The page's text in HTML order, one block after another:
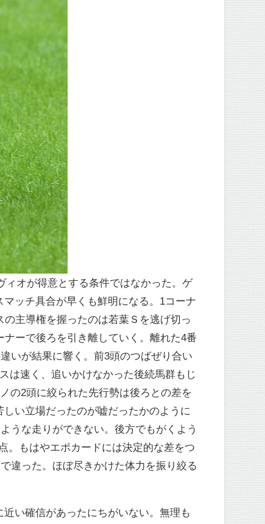
ィオが得意とする条件ではなかった。ゲ
ッチ具合が早くも鮮明になる。1コーナ
主導権を握ったのは若葉Ｓを逃げ切っ
ーで後ろを引き離していく。離れた4番
いが結果に響く。前3頭のつばぜり合い
は速く、追いかけなかった後続馬群もじ
の2頭に絞られた先行勢は後ろとの差を
い立場だったのが嘘だったかのように
うな走りができない。後方でもがくよう
。もはやエポカードには決定的な差をつ
違った。ほぼ尽きかけた体力を振り絞る
い確信があったにちがいない。無理も